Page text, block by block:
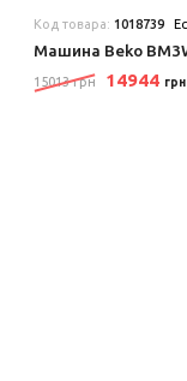
Код товара: 1018739
Машина Beko
15013 грн 14944 грн